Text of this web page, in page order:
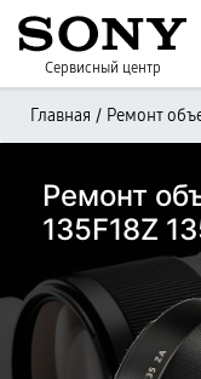
Сервисный центр
Главная / Ремонт
Ремонт
135F18Z